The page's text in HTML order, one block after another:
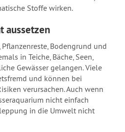
Stoffe wirken.
aussetzen
Bodengrund und
in Teiche, Bäche, Seen,
Gewässer gelangen. Viele
und können bei
verursachen. Auch wenn
nicht einfach
in die Umwelt nicht